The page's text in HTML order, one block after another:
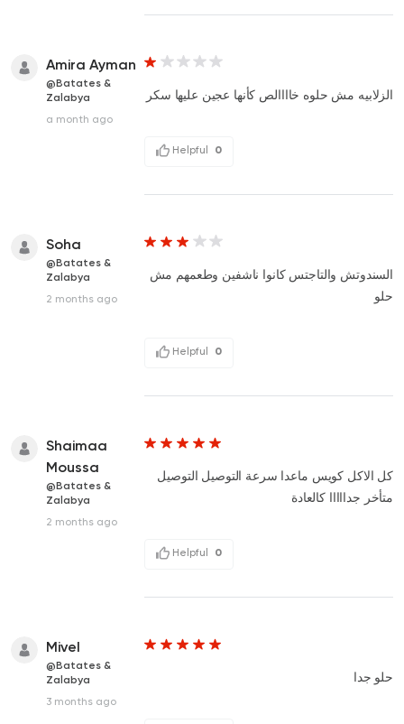
Amira Ayman
@Batates &
Zalabya
a month ago
الزلابيه مش حلوه خاااالص كأنها عجين عليها سكر
Helpful 0
Soha
@Batates &
Zalabya
2 months ago
السندوتش والتاجتس كانوا ناشفين وطعمهم مش
حلو
Helpful 0
Shaimaa
Moussa
@Batates &
Zalabya
2 months ago
كل الاكل كويس ماعدا سرعة التوصيل التوصيل
متأخر جدااااا كالعادة
Helpful 0
Mivel
@Batates &
Zalabya
3 months ago
حلو جدا